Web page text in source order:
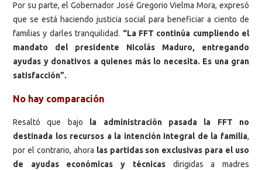
Por su parte, el Gobernador José Gregorio Vielma Mora, expresó
que se está haciendo justicia social para beneficiar a ciento de
familias y darles tranquilidad. “La FFT continúa cumpliendo el
mandato del presidente Nicolás Maduro, entregando
ayudas y donativos a quienes más lo necesita. Es una gran
satisfacción”.
No hay comparación
Resaltó que bajo la administración pasada la FFT no
destinada los recursos a la intención integral de la familia,
por el contrario, ahora las partidas son exclusivas para el uso
de ayudas económicas y técnicasdirigidas a madres